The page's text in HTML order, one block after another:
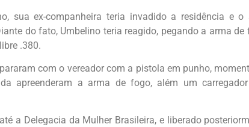
sua ex-companheira teria invadido a residência e o
do fato, Umbelino teria reagido, pegando a arma de
.380.
com o vereador com a pistola em punho,
apreenderam a arma de fogo, além um
a Delegacia da Mulher Brasileira, e liberado